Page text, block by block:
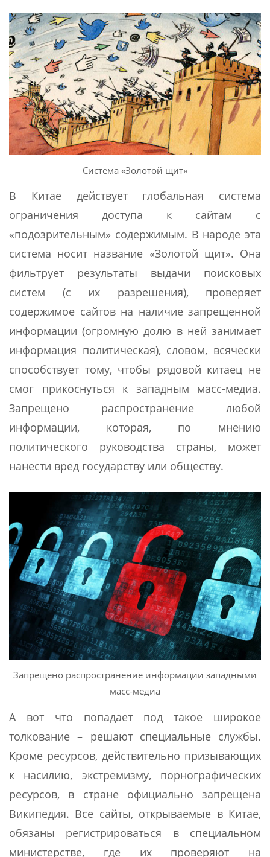
Система «Золотой щит»
В Китае действует глобальная система
ограничения доступа к сайтам с
«подозрительным» содержимым. В народе эта
система носит название «Золотой щит». Она
фильтрует результаты выдачи поисковых
систем (с их разрешения), проверяет
содержимое сайтов на наличие запрещенной
информации (огромную долю в ней занимает
информация политическая), словом, всячески
способствует тому, чтобы рядовой китаец не
смог прикоснуться к западным масс-медиа.
Запрещено распространение любой
информации, которая, по мнению
политического руководства страны, может
нанести вред государству или обществу.
Запрещено распространение информации западными
масс-медиа
А вот что попадает под такое широкое
толкование – решают специальные службы.
Кроме ресурсов, действительно призывающих
к насилию, экстремизму, порнографических
ресурсов, в стране официально запрещена
Википедия. Все сайты, открываемые в Китае,
обязаны регистрироваться в специальном
министерстве, где их проверяют на